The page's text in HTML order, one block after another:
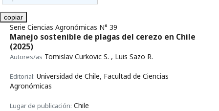
copiar
Serie Ciencias Agronómicas N° 39
Manejo sostenible de plagas del cerezo en Chile
(2025)
Autores/as Tomislav Curkovic S. , Luis Sazo R.
Editorial: Universidad de Chile, Facultad de Ciencias
Agronómicas
Lugar de publicación: Chile